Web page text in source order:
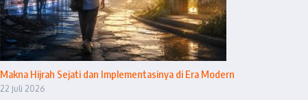
Makna Hijrah Sejati dan Implementasinya di Era Modern
22 Juli 2026